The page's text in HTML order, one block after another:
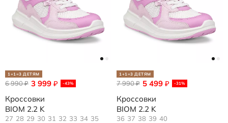
1+1=3 ДЕТЯМ
3 999 ₽ -43%
6 990₽
Кроссовки
BIOM 2.2 K
27 28 29 30 31 32 33 34 35
1+1=3 ДЕТЯМ
5 499 ₽ -31%
7 990₽
Кроссовки
BIOM 2.2 K
36 37 38 39 40